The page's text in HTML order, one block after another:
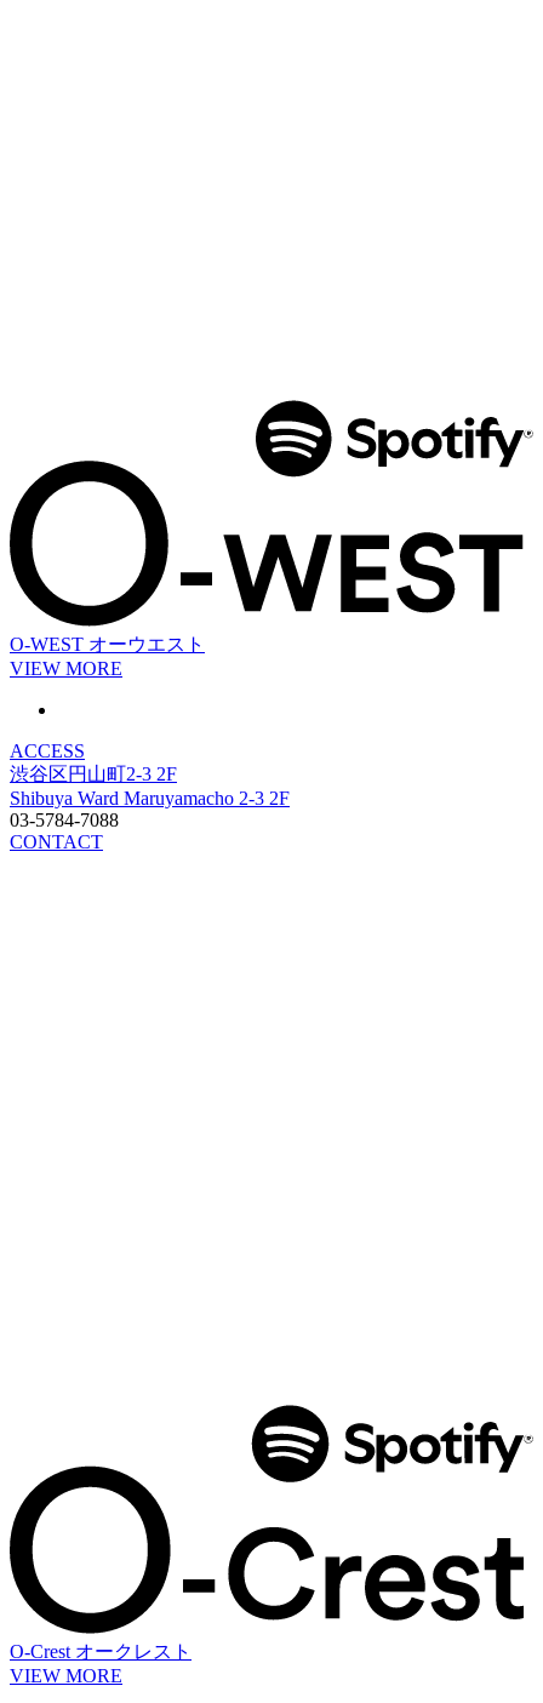
O-WEST オーウエスト
VIEW MORE
ACCESS
渋谷区円山町2-3 2F
Shibuya Ward Maruyamacho 2-3 2F
03-5784-7088
CONTACT
O-Crest オークレスト
VIEW MORE